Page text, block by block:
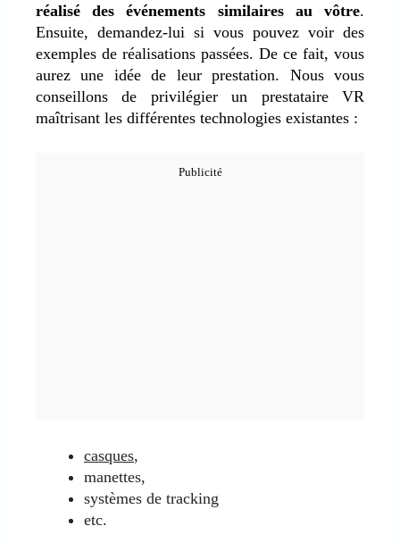
réalisé des événements similaires au vôtre.
Ensuite, demandez-lui si vous pouvez voir des
exemples de réalisations passées. De ce fait, vous
aurez une idée de leur prestation. Nous vous
conseillons de privilégier un prestataire VR
maîtrisant les différentes technologies existantes :
casques,
manettes,
systèmes de tracking
etc.